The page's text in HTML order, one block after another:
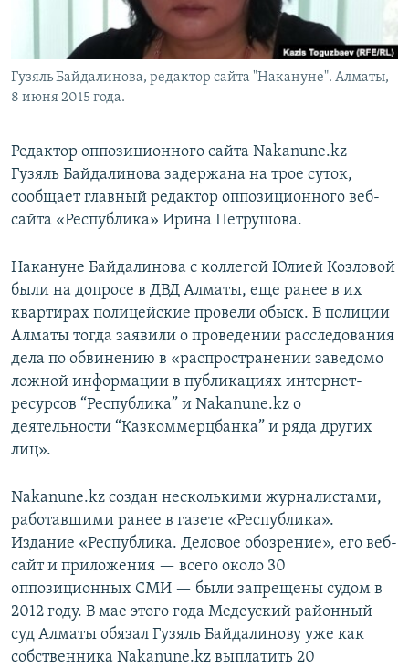
Гузяль Байдалинова, редактор сайта "Накануне". Алматы,
8 июня 2015 года.
Редактор оппозиционного сайта Nakanune.kz
Гузяль Байдалинова задержана на трое суток,
сообщает главный редактор оппозиционного веб-
сайта «Республика» Ирина Петрушова.
Накануне Байдалинова с коллегой Юлией Козловой
были на допросе в ДВД Алматы, еще ранее в их
квартирах полицейские провели обыск. В полиции
Алматы тогда заявили о проведении расследования
дела по обвинению в «распространении заведомо
ложной информации в публикациях интернет-
ресурсов “Республика” и Nakanune.kz о
деятельности “Казкоммерцбанка” и ряда других
лиц».
Nakanune.kz создан несколькими журналистами,
работавшими ранее в газете «Республика».
Издание «Республика. Деловое обозрение», его веб-
сайт и приложения — всего около 30
оппозиционных СМИ — были запрещены судом в
2012 году. В мае этого года Медеуский районный
суд Алматы обязал Гузяль Байдалинову уже как
собственника Nakanune.kz выплатить 20